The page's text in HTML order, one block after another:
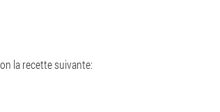
la recette suivante: